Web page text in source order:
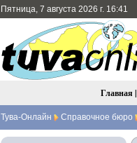
Пятница, 7 августа 2026 г. 16:41
Главная |
Тува-Онлайн Справочное бюро